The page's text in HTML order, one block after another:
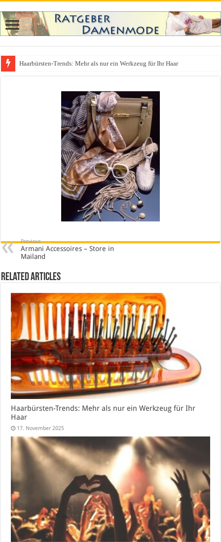
Haarbürsten-Trends: Mehr als nur ein Werkzeug für Ihr Haar
Was zieht man auf ein Festival an? Dein ultimativer Styleguide für die
Previous
Armani Accessoires – Store in
Mailand
Related Articles
Haarbürsten-Trends: Mehr als nur ein Werkzeug für Ihr
Haar
17. November 2025